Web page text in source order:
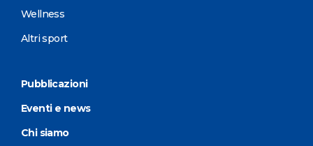
Wellness
Altri sport
Pubblicazioni
Eventi e news
Chi siamo